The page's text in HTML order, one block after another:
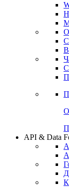
API & Data